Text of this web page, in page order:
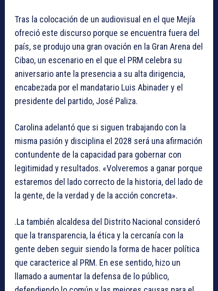
Tras la colocación de un audiovisual en el que Mejía
ofreció este discurso porque se encuentra fuera del
país, se produjo una gran ovación en la Gran Arena del
Cibao, un escenario en el que el PRM celebra su
aniversario ante la presencia a su alta dirigencia,
encabezada por el mandatario Luis Abinader y el
presidente del partido, José Paliza.
Carolina adelantó que si siguen trabajando con la
misma pasión y disciplina el 2028 será una afirmación
contundente de la capacidad para gobernar con
legitimidad y resultados. «Volveremos a ganar porque
estaremos del lado correcto de la historia, del lado de
la gente, de la verdad y de la acción concreta».
.La también alcaldesa del Distrito Nacional consideró
que la transparencia, la ética y la cercanía con la
gente deben seguir siendo la forma de hacer política
que caracterice al PRM. En ese sentido, hizo un
llamado a aumentar la defensa de lo público,